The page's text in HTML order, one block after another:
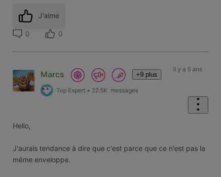
J'aime
0 0
Marcs +9 plus
Top Expert • 22.5K messages
il y a 5 ans
Hello,
J'aurais tendance à dire que c'est parce que ce n'est pas la
même enveloppe.